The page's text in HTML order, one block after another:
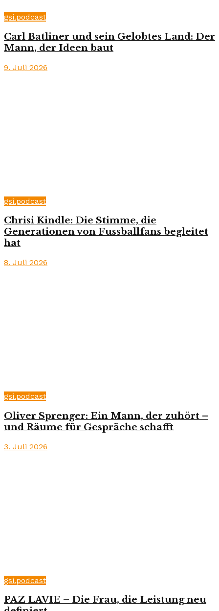
gsi.podcast
Carl Batliner und sein Gelobtes Land: Der
Mann, der Ideen baut
9. Juli 2026
gsi.podcast
Chrisi Kindle: Die Stimme, die
Generationen von Fussballfans begleitet
hat
8. Juli 2026
gsi.podcast
Oliver Sprenger: Ein Mann, der zuhört –
und Räume für Gespräche schafft
3. Juli 2026
gsi.podcast
PAZ LAVIE – Die Frau, die Leistung neu